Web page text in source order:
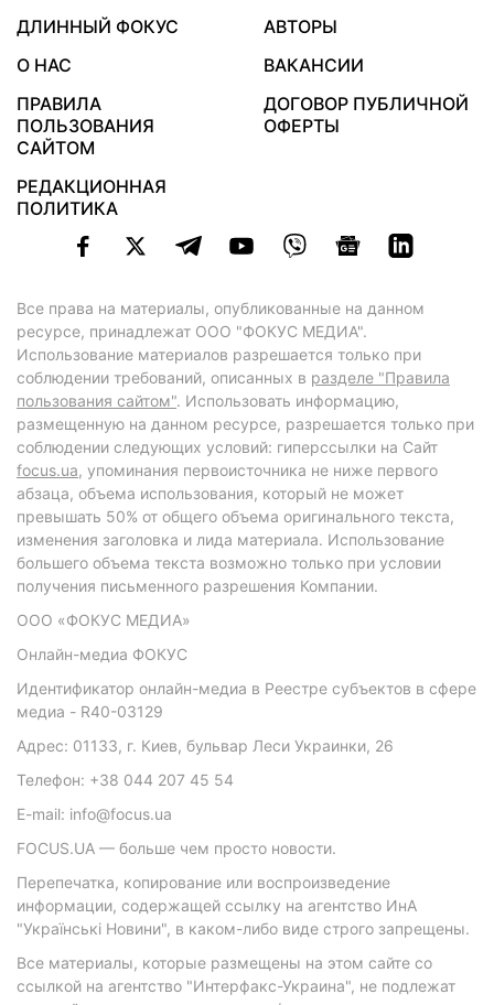
ДЛИННЫЙ ФОКУС
АВТОРЫ
О НАС
ВАКАНСИИ
ПРАВИЛА
ПОЛЬЗОВАНИЯ
САЙТОМ
ДОГОВОР ПУБЛИЧНОЙ
ОФЕРТЫ
РЕДАКЦИОННАЯ
ПОЛИТИКА
Все права на материалы, опубликованные на данном
ресурсе, принадлежат ООО "ФОКУС МЕДИА".
Использование материалов разрешается только при
соблюдении требований, описанных в разделе "Правила
пользования сайтом". Использовать информацию,
размещенную на данном ресурсе, разрешается только при
соблюдении следующих условий: гиперссылки на Сайт
focus.ua, упоминания первоисточника не ниже первого
абзаца, объема использования, который не может
превышать 50% от общего объема оригинального текста,
изменения заголовка и лида материала. Использование
большего объема текста возможно только при условии
получения письменного разрешения Компании.
ООО «ФОКУС МЕДИА»
Онлайн-медиа ФОКУС
Идентификатор онлайн-медиа в Реестре субъектов в сфере
медиа - R40-03129
Адрес: 01133, г. Киев, бульвар Леси Украинки, 26
Телефон: +38 044 207 45 54
E-mail: info@focus.ua
FOCUS.UA — больше чем просто новости.
Перепечатка, копирование или воспроизведение
информации, содержащей ссылку на агентство ИнА
"Українські Новини", в каком-либо виде строго запрещены.
Все материалы, которые размещены на этом сайте со
ссылкой на агентство "Интерфакс-Украина", не подлежат